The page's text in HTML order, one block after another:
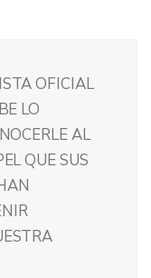
OFICIAL
LO
AL
QUE SUS